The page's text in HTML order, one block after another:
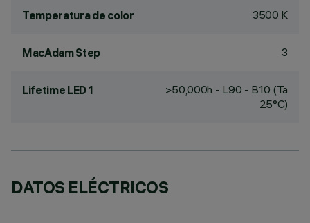
Temperatura de color 3500 K
MacAdam Step 3
Lifetime LED 1
>50,000h - L90 - B10 (Ta
25°C)
DATOS ELÉCTRICOS